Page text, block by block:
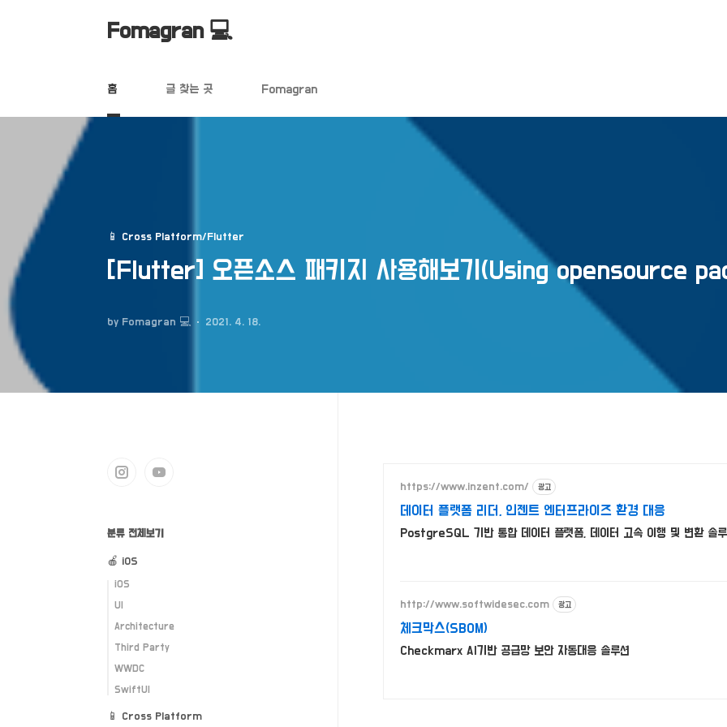
Fomagran 💻
홈 글 찾는 곳 Fomagran
📱 Cross Platform/Flutter
[Flutter] 오픈소스 패키지 사용해보기(Using opensource
by Fomagran 💻 2021. 4. 18.
https://www.inzent.com/ 광고
데이터 플랫폼 리더, 인젠트 엔터프라이즈 환경 대응
PostgreSQL 기반 통합 데이터 플랫폼, 데이터 고속 이행 및 변환 솔
http://www.softwidesec.com 광고
체크막스(SBOM)
Checkmarx AI기반 공급망 보안 자동대응 솔루션
분류 전체보기
🍎 iOS
iOS
UI
Architecture
Third Party
WWDC
SwiftUI
📱 Cross Platform